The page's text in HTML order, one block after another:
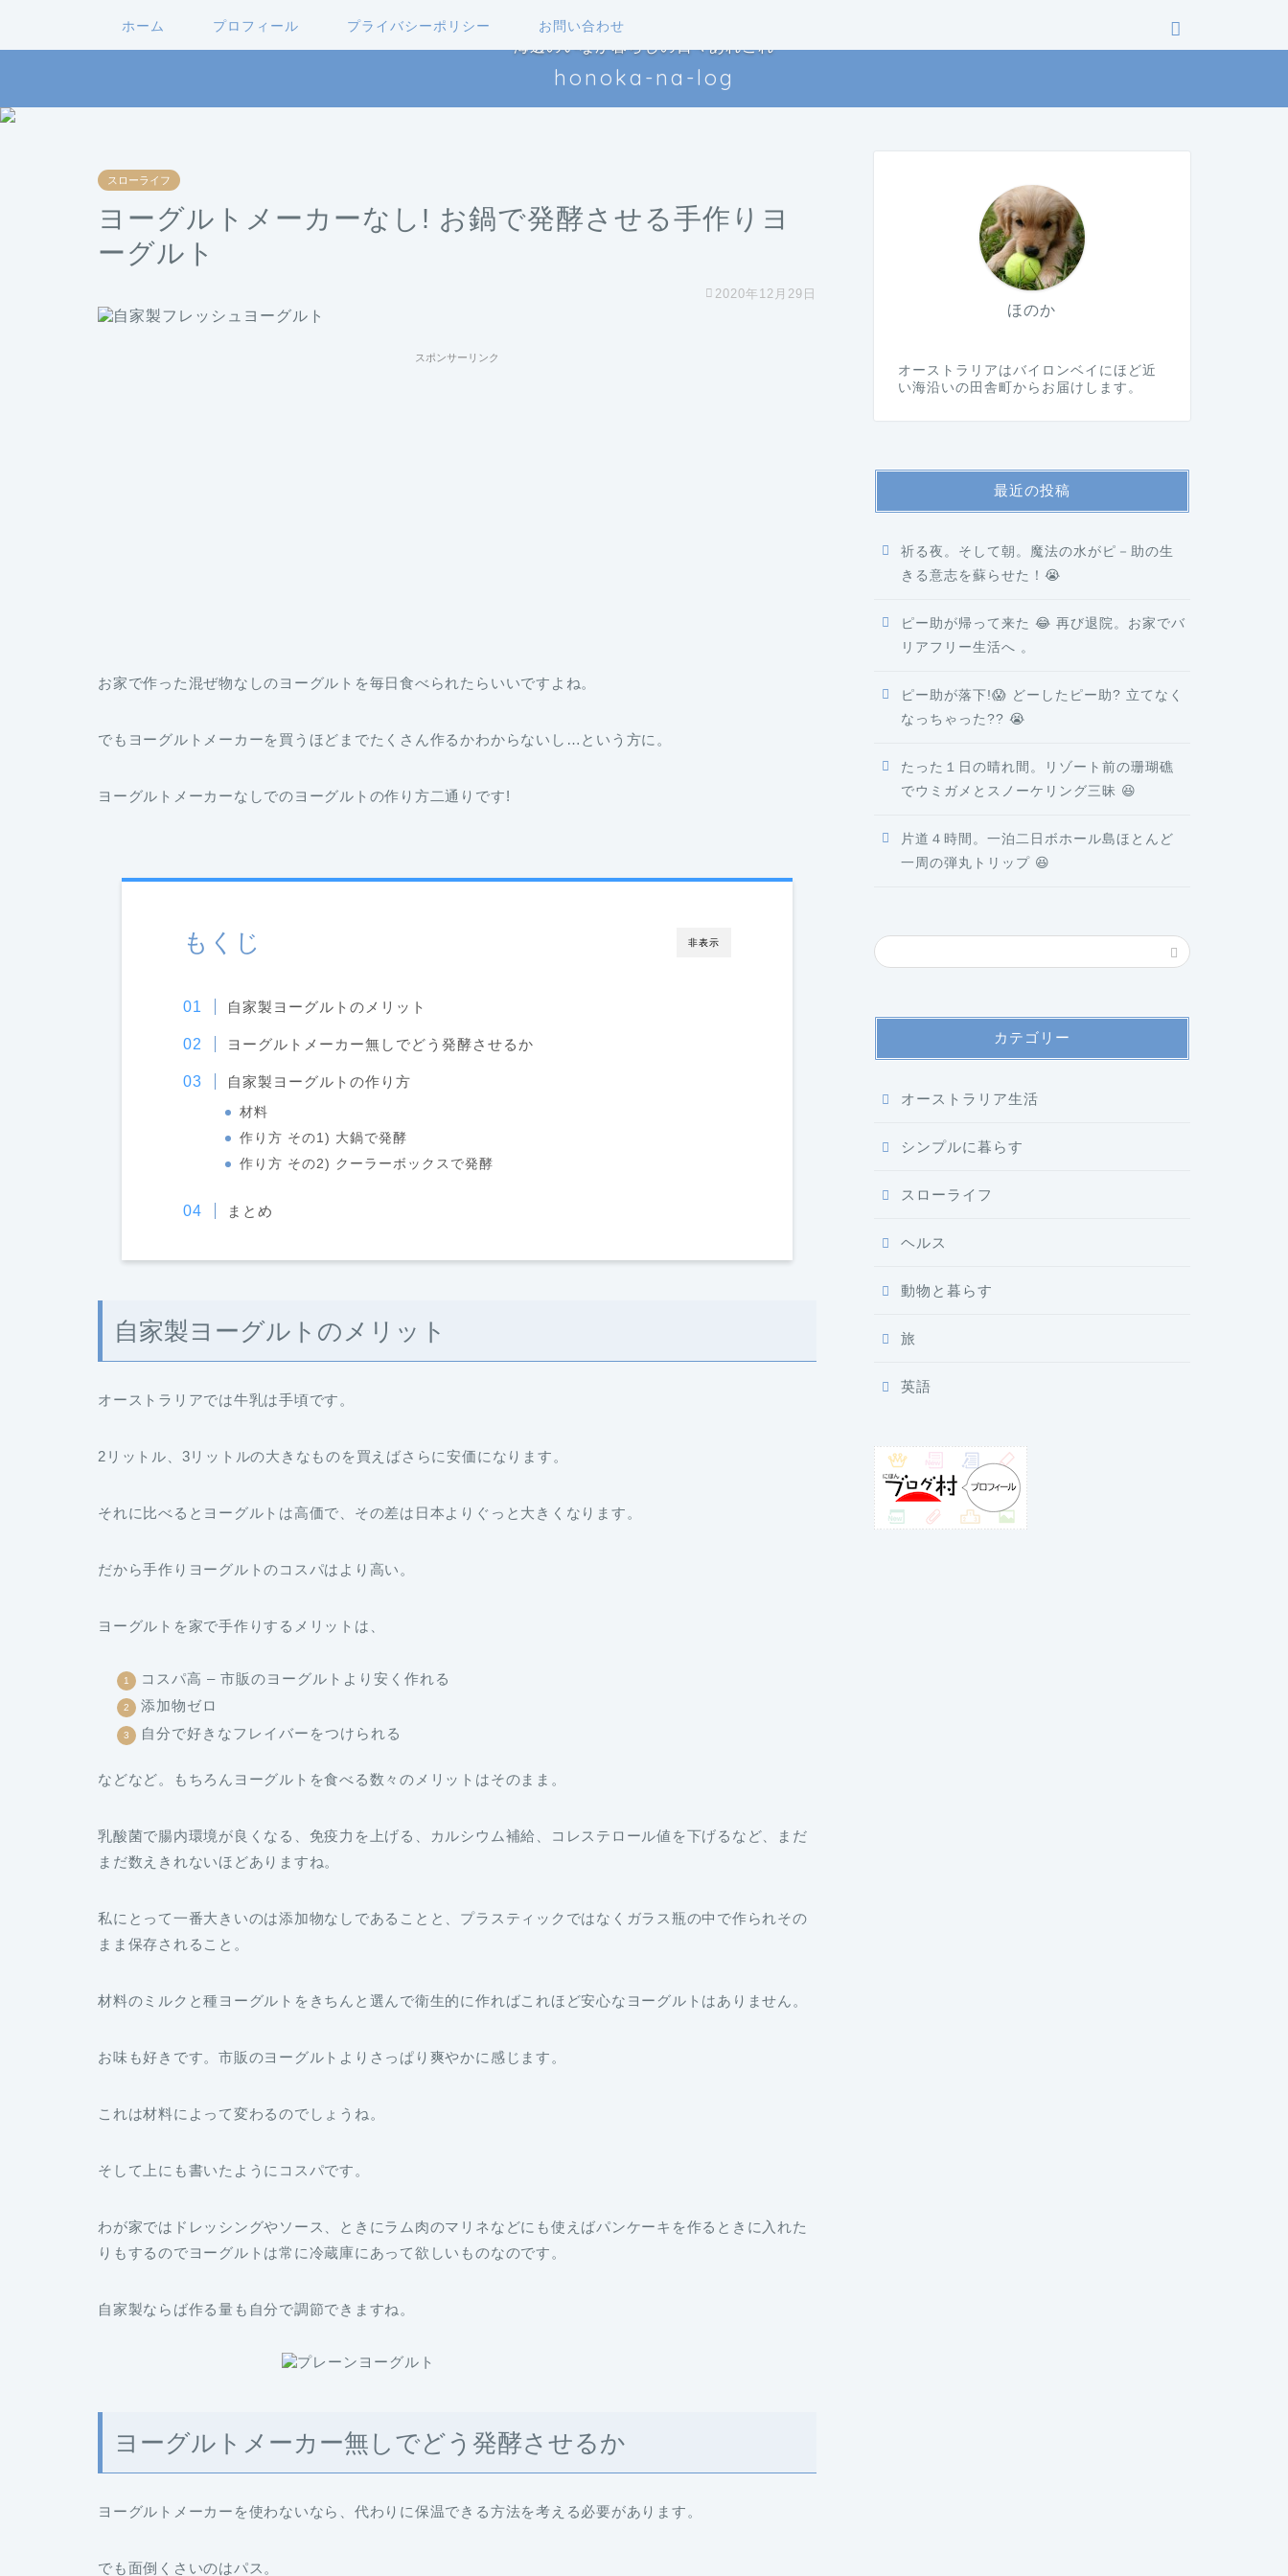
ホーム プロフィール プライバシーポリシー お問い合わせ
honoka-na-log
海辺のいなか暮らしの日々あれこれ
スローライフ
ヨーグルトメーカーなし! お鍋で発酵させる手作りヨ
ーグルト
2020年12月29日
スポンサーリンク
お家で作った混ぜ物なしのヨーグルトを毎日食べられたらいいですよね。
でもヨーグルトメーカーを買うほどまでたくさん作るかわからないし…という方に。
ヨーグルトメーカーなしでのヨーグルトの作り方二通りです!
非表示
もくじ
自家製ヨーグルトのメリット
ヨーグルトメーカー無しでどう発酵させるか
自家製ヨーグルトの作り方
材料
作り方 その1) 大鍋で発酵
作り方 その2) クーラーボックスで発酵
まとめ
自家製ヨーグルトのメリット
オーストラリアでは牛乳は手頃です。
2リットル、3リットルの大きなものを買えばさらに安価になります。
それに比べるとヨーグルトは高価で、その差は日本よりぐっと大きくなります。
だから手作りヨーグルトのコスパはより高い。
ヨーグルトを家で手作りするメリットは、
コスパ高 – 市販のヨーグルトより安く作れる
添加物ゼロ
自分で好きなフレイバーをつけられる
などなど。もちろんヨーグルトを食べる数々のメリットはそのまま。
乳酸菌で腸内環境が良くなる、免疫力を上げる、カルシウム補給、コレステロール値を下げるなど、まだ
まだ数えきれないほどありますね。
私にとって一番大きいのは添加物なしであることと、プラスティックではなくガラス瓶の中で作られその
まま保存されること。
材料のミルクと種ヨーグルトをきちんと選んで衛生的に作ればこれほど安心なヨーグルトはありません。
お味も好きです。市販のヨーグルトよりさっぱり爽やかに感じます。
これは材料によって変わるのでしょうね。
そして上にも書いたようにコスパです。
わが家ではドレッシングやソース、ときにラム肉のマリネなどにも使えばパンケーキを作るときに入れた
りもするのでヨーグルトは常に冷蔵庫にあって欲しいものなのです。
自家製ならば作る量も自分で調節できますね。
ヨーグルトメーカー無しでどう発酵させるか
ヨーグルトメーカーを使わないなら、代わりに保温できる方法を考える必要があります。
でも面倒くさいのはパス。
ほのか
オーストラリアはバイロンベイにほど近
い海沿いの田舎町からお届けします。
最近の投稿
祈る夜。そして朝。魔法の水がピ－助の生
きる意志を蘇らせた！😭
ピー助が帰って来た 😂 再び退院。お家でバ
リアフリー生活へ 。
ピー助が落下!😱 どーしたピー助? 立てなく
なっちゃった?? 😭
たった１日の晴れ間。リゾート前の珊瑚礁
でウミガメとスノーケリング三昧 😆
片道４時間。一泊二日ボホール島ほとんど
一周の弾丸トリップ 😆
カテゴリー
オーストラリア生活
シンプルに暮らす
スローライフ
ヘルス
動物と暮らす
旅
英語